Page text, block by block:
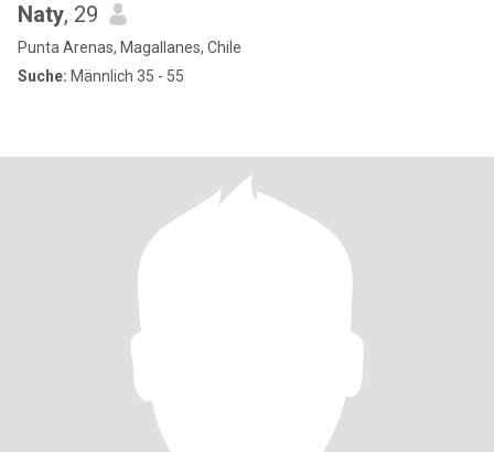
Naty, 29
Punta Arenas, Magallanes, Chile
Suche: Männlich 35 - 55